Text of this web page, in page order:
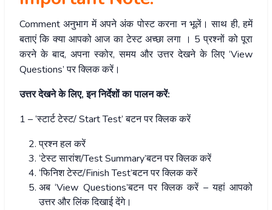
Comment अनुभाग में अपने अंक पोस्ट करना न भूलें। साथ ही, हमें
बताएं कि क्या आपको आज का टेस्ट अच्छा लगा । 5 प्रश्नों को पूरा
करने के बाद, अपना स्कोर, समय और उत्तर देखने के लिए ‘View
Questions’ पर क्लिक करें।
उत्तर देखने के लिए, इन निर्देशों का पालन करें:
1 – ‘स्टार्ट टेस्ट/ Start Test’ बटन पर क्लिक करें
प्रश्न हल करें
‘टेस्ट सारांश/Test Summary’बटन पर क्लिक करें
‘फिनिश टेस्ट/Finish Test’बटन पर क्लिक करें
अब ‘View Questions’बटन पर क्लिक करें – यहां आपको
उत्तर और लिंक दिखाई देंगे।